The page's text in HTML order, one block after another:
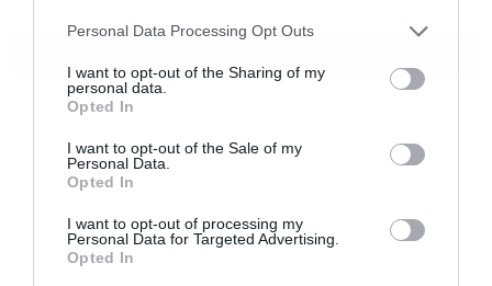
Personal Data Processing Opt Outs
I want to opt-out of the Sharing of my
personal data.
Opted In
I want to opt-out of the Sale of my
Personal Data.
Opted In
I want to opt-out of processing my
Personal Data for Targeted Advertising.
Opted In